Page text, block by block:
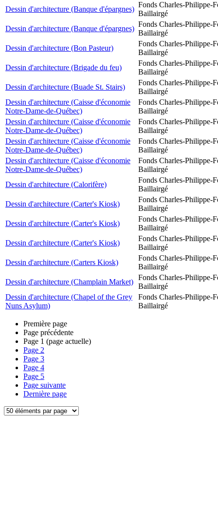
Dessin d'architecture (Banque d'épargnes)
Fonds Charles-Philippe-
Baillairgé
Dessin d'architecture (Banque d'épargnes)
Fonds Charles-Philippe-
Baillairgé
Dessin d'architecture (Bon Pasteur)
Fonds Charles-Philippe-
Baillairgé
Dessin d'architecture (Brigade du feu)
Fonds Charles-Philippe-
Baillairgé
Dessin d'architecture (Buade St. Stairs)
Fonds Charles-Philippe-
Baillairgé
Dessin d'architecture (Caisse d'économie
Notre-Dame-de-Québec)
Fonds Charles-Philippe-
Baillairgé
Dessin d'architecture (Caisse d'économie
Notre-Dame-de-Québec)
Fonds Charles-Philippe-
Baillairgé
Dessin d'architecture (Caisse d'économie
Notre-Dame-de-Québec)
Fonds Charles-Philippe-
Baillairgé
Dessin d'architecture (Caisse d'économie
Notre-Dame-de-Québec)
Fonds Charles-Philippe-
Baillairgé
Dessin d'architecture (Calorifère)
Fonds Charles-Philippe-
Baillairgé
Dessin d'architecture (Carter's Kiosk)
Fonds Charles-Philippe-
Baillairgé
Dessin d'architecture (Carter's Kiosk)
Fonds Charles-Philippe-
Baillairgé
Dessin d'architecture (Carter's Kiosk)
Fonds Charles-Philippe-
Baillairgé
Dessin d'architecture (Carters Kiosk)
Fonds Charles-Philippe-
Baillairgé
Dessin d'architecture (Champlain Market)
Fonds Charles-Philippe-
Baillairgé
Dessin d'architecture (Chapel of the Grey
Nuns Asylum)
Fonds Charles-Philippe-
Baillairgé
Première page
Page précédente
Page 1 (page actuelle)
Page 2
Page 3
Page 4
Page 5
Page suivante
Dernière page